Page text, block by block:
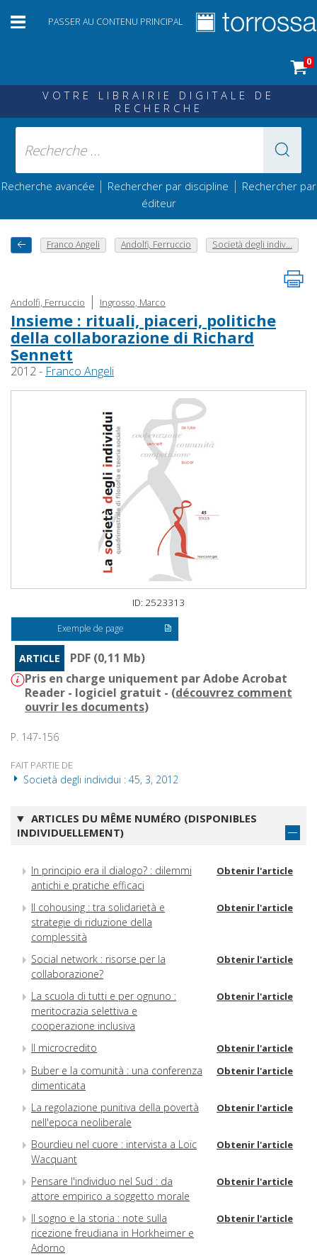
PASSER AU CONTENU PRINCIPAL
0
VOTRE LIBRAIRIE DIGITALE DE
RECHERCHE
Recherche avancée | Rechercher par discipline | Rechercher par
éditeur
Franco Angeli Andolfi, Ferruccio Società degli indiv...
Andolfi, Ferruccio | Ingrosso, Marco
Insieme : rituali, piaceri, politiche
della collaborazione di Richard
Sennett
2012 - Franco Angeli
ID: 2523313
Exemple de page
ARTICLE
PDF (0,11 Mb)
Pris en charge uniquement par Adobe Acrobat
Reader - logiciel gratuit - (découvrez comment
ouvrir les documents)
P. 147-156
FAIT PARTIE DE
Società degli individui : 45, 3, 2012
ARTICLES DU MÊME NUMÉRO (DISPONIBLES
INDIVIDUELLEMENT)
In principio era il dialogo? : dilemmi
antichi e pratiche efficaci
Obtenir l'article
Il cohousing : tra solidarietà e
strategie di riduzione della
complessità
Obtenir l'article
Social network : risorse per la
collaborazione?
Obtenir l'article
La scuola di tutti e per ognuno :
meritocrazia selettiva e
cooperazione inclusiva
Obtenir l'article
Il microcredito Obtenir l'article
Buber e la comunità : una conferenza
dimenticata
Obtenir l'article
La regolazione punitiva della povertà
nell'epoca neoliberale
Obtenir l'article
Bourdieu nel cuore : intervista a Loïc
Wacquant
Obtenir l'article
Pensare l'individuo nel Sud : da
attore empirico a soggetto morale
Obtenir l'article
Il sogno e la storia : note sulla
ricezione freudiana in Horkheimer e
Adorno
Obtenir l'article